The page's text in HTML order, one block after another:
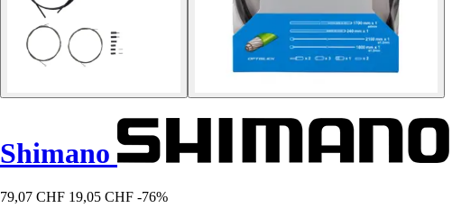
Shimano
79,07 CHF 19,05 CHF -76%